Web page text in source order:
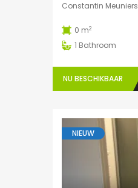
Constantin
0 m2
1 Bathroom
NU BESCHIKBAAR
NIEUW